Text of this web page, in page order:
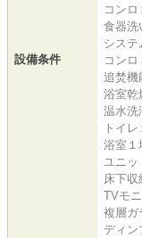
設備条件
コンロ
食器洗
システ
コンロ
追焚機
浴室乾
温水洗
トイ
浴室１
ユニッ
床下収
TVモ
複層ガ
ディン